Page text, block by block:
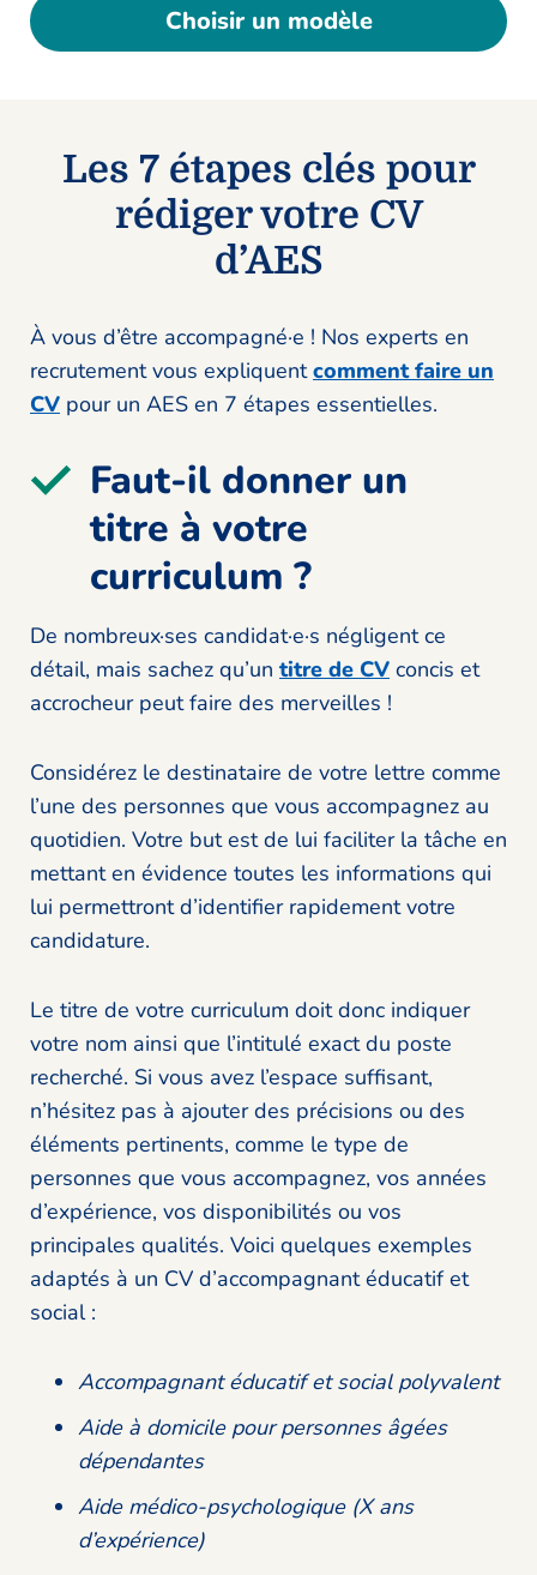
Choisir un modèle
Les 7 étapes clés pour
rédiger votre CV
d’AES
À vous d’être accompagné·e ! Nos experts en
recrutement vous expliquentcomment faire un
CV pour un AES en 7 étapes essentielles.
Faut-il donner un
titre à votre
curriculum ?
De nombreux·ses candidat·e·s négligent ce
détail, mais sachez qu’un titre de CV concis et
accrocheur peut faire des merveilles !
Considérez le destinataire de votre lettre comme
l’une des personnes que vous accompagnez au
quotidien. Votre but est de lui faciliter la tâche en
mettant en évidence toutes les informations qui
lui permettront d’identifier rapidement votre
candidature.
Le titre de votre curriculum doit donc indiquer
votre nom ainsi que l’intitulé exact du poste
recherché. Si vous avez l’espace suffisant,
n’hésitez pas à ajouter des précisions ou des
éléments pertinents, comme le type de
personnes que vous accompagnez, vos années
d’expérience, vos disponibilités ou vos
principales qualités. Voici quelques exemples
adaptés à un CV d’accompagnant éducatif et
social :
Accompagnant éducatif et social polyvalent
Aide à domicile pour personnes âgées
dépendantes
Aide médico-psychologique (X ans
d’expérience)